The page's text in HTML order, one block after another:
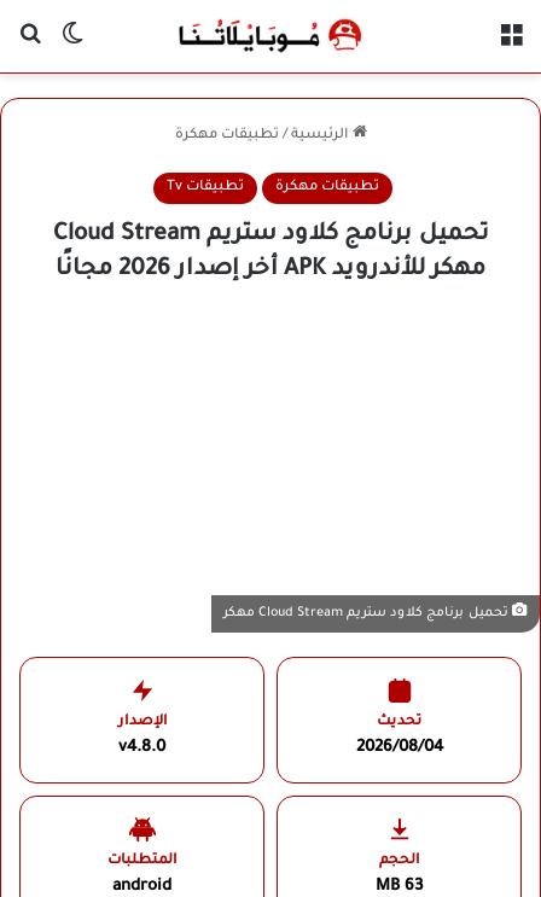
الوضع
الرئيسية / تطبيقات مهكرة
تطبيقات مهكرة تطبيقات Tv
تحميل برنامج كلاود ستريم Cloud Stream
مهكر للأندرويد APK أخر إصدار 2026 مجانًا
تحميل برنامج كلاود ستريم Cloud Stream مهكر
تحديث
2026/08/04
الإصدار
v4.8.0
الحجم
63 MB
المتطلبات
android